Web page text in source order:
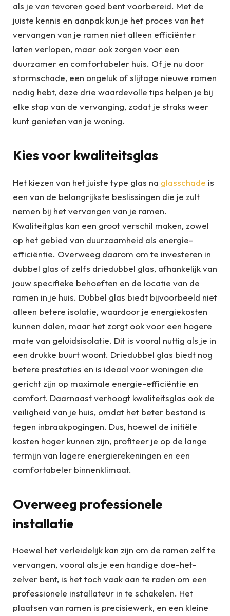
als je van tevoren goed bent voorbereid. Met de
juiste kennis en aanpak kun je het proces van het
vervangen van je ramen niet alleen efficiënter
laten verlopen, maar ook zorgen voor een
duurzamer en comfortabeler huis. Of je nu door
stormschade, een ongeluk of slijtage nieuwe ramen
nodig hebt, deze drie waardevolle tips helpen je bij
elke stap van de vervanging, zodat je straks weer
kunt genieten van je woning.
Kies voor kwaliteitsglas
Het kiezen van het juiste type glas na glasschade is
een van de belangrijkste beslissingen die je zult
nemen bij het vervangen van je ramen.
Kwaliteitglas kan een groot verschil maken, zowel
op het gebied van duurzaamheid als energie-
efficiëntie. Overweeg daarom om te investeren in
dubbel glas of zelfs driedubbel glas, afhankelijk van
jouw specifieke behoeften en de locatie van de
ramen in je huis. Dubbel glas biedt bijvoorbeeld niet
alleen betere isolatie, waardoor je energiekosten
kunnen dalen, maar het zorgt ook voor een hogere
mate van geluidsisolatie. Dit is vooral nuttig als je in
een drukke buurt woont. Driedubbel glas biedt nog
betere prestaties en is ideaal voor woningen die
gericht zijn op maximale energie-efficiëntie en
comfort. Daarnaast verhoogt kwaliteitsglas ook de
veiligheid van je huis, omdat het beter bestand is
tegen inbraakpogingen. Dus, hoewel de initiële
kosten hoger kunnen zijn, profiteer je op de lange
termijn van lagere energierekeningen en een
comfortabeler binnenklimaat.
Overweeg professionele
installatie
Hoewel het verleidelijk kan zijn om de ramen zelf te
vervangen, vooral als je een handige doe-het-
zelver bent, is het toch vaak aan te raden om een
professionele installateur in te schakelen. Het
plaatsen van ramen is precisiewerk, en een kleine